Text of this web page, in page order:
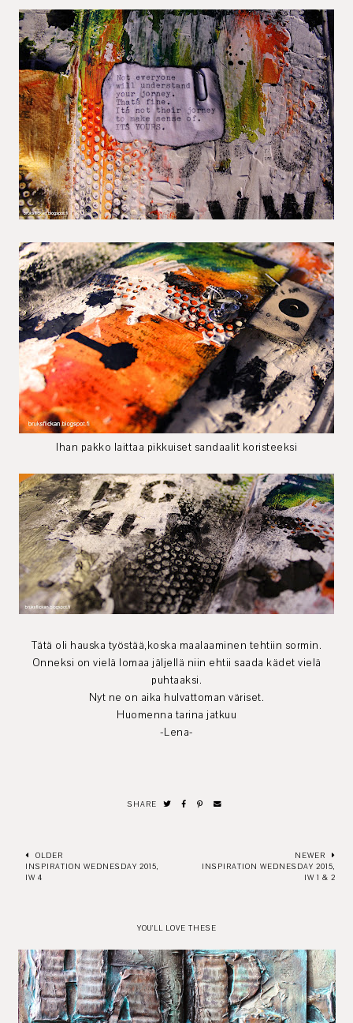
Ihan pakko laittaa pikkuiset sandaalit koristeeksi
Tätä oli hauska työstää,koska maalaaminen tehtiin sormin.
Onneksi on vielä lomaa jäljellä niin ehtii saada kädet vielä
puhtaaksi.
Nyt ne on aika hulvattoman väriset.
Huomenna tarina jatkuu
-Lena-
SHARE
OLDER
INSPIRATION WEDNESDAY 2015,
IW 4
NEWER
INSPIRATION WEDNESDAY 2015,
IW 1 & 2
YOU'LL LOVE THESE